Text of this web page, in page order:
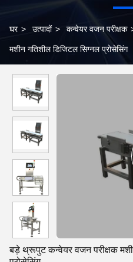
घर > उत्पादों > कन्वेयर वजन परीक्षक
मशीन गतिशील डिजिटल सिग्नल प्रोसेसिंग
बड़े थ्रूपुट कन्वेयर वजन परीक्षक